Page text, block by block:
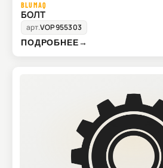
BLUMAQ
БОЛТ
арт.VOP955303
ПОДРОБНЕЕ→